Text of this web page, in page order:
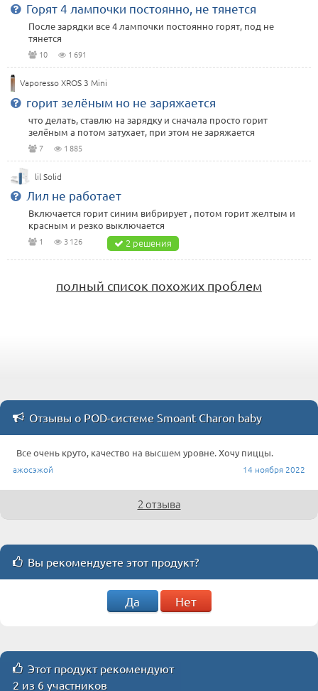
Горят 4 лампочки постоянно, не тянется
После зарядки все 4 лампочки постоянно горят, под не
тянется
10 1 691
Vaporesso XROS 3 Mini
горит зелёным но не заряжается
что делать, ставлю на зарядку и сначала просто горит
зелёным а потом затухает, при этом не заряжается
7 1 885
lil Solid
Лил не работает
Включается горит синим вибрирует , потом горит желтым и
красным и резко выключается
1 3 126 2 решения
полный список похожих проблем
Отзывы о POD-системе Smoant Charon baby
Все очень круто, качество на высшем уровне. Хочу пиццы.
ажосэжой 14 ноября 2022
2 отзыва
Вы рекомендуете этот продукт?
Да Нет
Этот продукт рекомендуют
2 из 6 участников